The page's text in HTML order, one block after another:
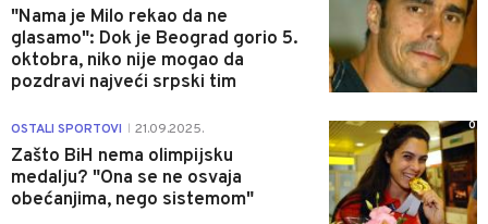
"Nama je Milo rekao da ne
glasamo": Dok je Beograd gorio 5.
oktobra, niko nije mogao da
pozdravi najveći srpski tim
OSTALI SPORTOVI 21.09.2025.
Zašto BiH nema olimpijsku
medalju? "Ona se ne osvaja
obećanjima, nego sistemom"
0